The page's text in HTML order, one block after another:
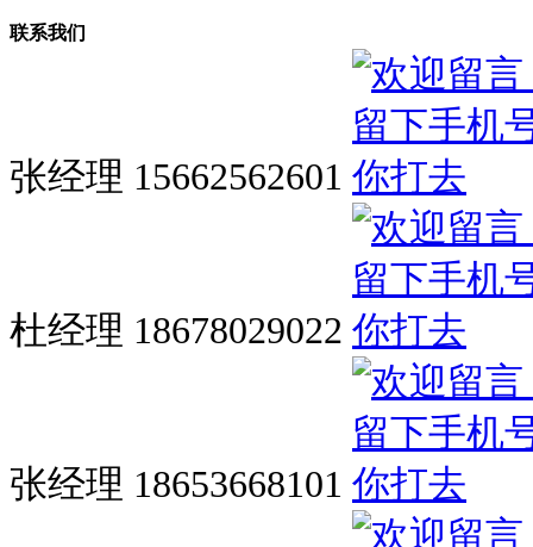
联系我们
张经理 15662562601
杜经理 18678029022
张经理 18653668101